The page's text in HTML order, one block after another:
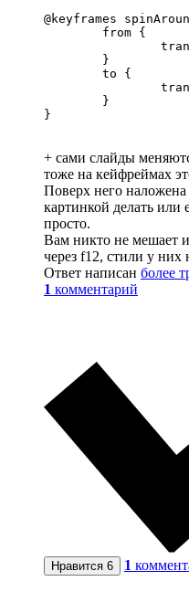
@keyframes
}
+ сами слайды
тоже на кейфреймах
Поверх него
картинкой делать или
просто.
Вам никто не мешает
через f12, стили у
Ответ написан более
1 комментарий
Нравится 6 1